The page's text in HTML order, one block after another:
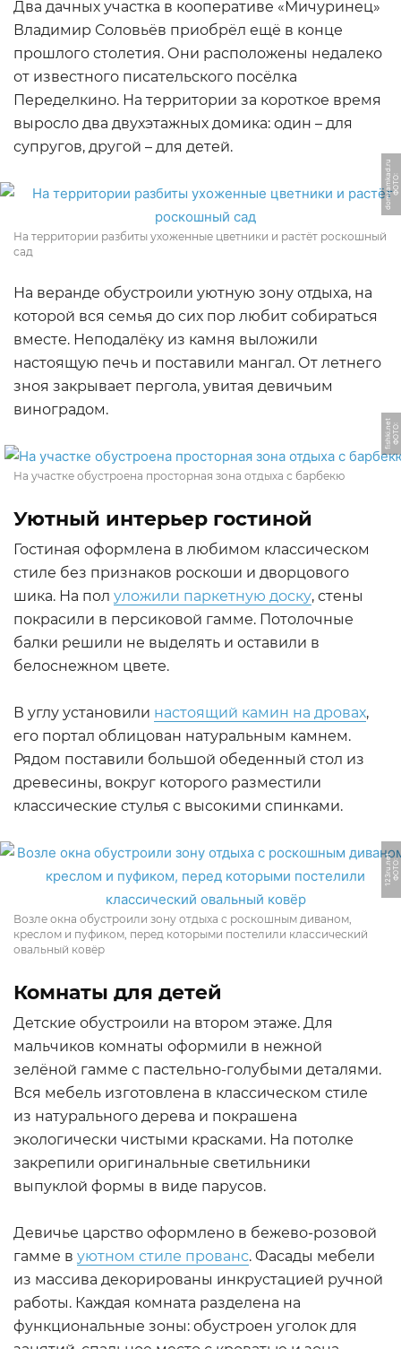
Два дачных участка в кооперативе «Мичуринец»
Владимир Соловьёв приобрёл ещё в конце
прошлого столетия. Они расположены недалеко
от известного писательского посёлка
Переделкино. На территории за короткое время
выросло два двухэтажных домика: один – для
супругов, другой – для детей.
Ф
О
Т
О:
d
o
m
z
a
m
k
a
d.
r
u
На территории разбиты ухоженные цветники и растёт роскошный
сад
На веранде обустроили уютную зону отдыха, на
которой вся семья до сих пор любит собираться
вместе. Неподалёку из камня выложили
настоящую печь и поставили мангал. От летнего
зноя закрывает пергола, увитая девичьим
виноградом.
Ф
О
Т
О:
fi
s
h
ki.
n
e
t
На участке обустроена просторная зона отдыха с барбекю
Уютный интерьер гостиной
Гостиная оформлена в любимом классическом
стиле без признаков роскоши и дворцового
шика. На пол уложили паркетную доску, стены
покрасили в персиковой гамме. Потолочные
балки решили не выделять и оставили в
белоснежном цвете.
В углу установили настоящий камин на дровах,
его портал облицован натуральным камнем.
Рядом поставили большой обеденный стол из
древесины, вокруг которого разместили
классические стулья с высокими спинками.
Ф
О
Т
О:
1
2
3
r
u.
n
e
t
Возле окна обустроили зону отдыха с роскошным диваном,
креслом и пуфиком, перед которыми постелили классический
овальный ковёр
Комнаты для детей
Детские обустроили на втором этаже. Для
мальчиков комнаты оформили в нежной
зелёной гамме с пастельно-голубыми деталями.
Вся мебель изготовлена в классическом стиле
из натурального дерева и покрашена
экологически чистыми красками. На потолке
закрепили оригинальные светильники
выпуклой формы в виде парусов.
Девичье царство оформлено в бежево-розовой
гамме в уютном стиле прованс. Фасады мебели
из массива декорированы инкрустацией ручной
работы. Каждая комната разделена на
функциональные зоны: обустроен уголок для